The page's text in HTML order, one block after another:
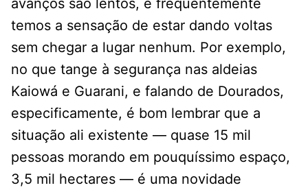
avanços são lentos, e frequentemente
temos a sensação de estar dando voltas
sem chegar a lugar nenhum. Por exemplo,
no que tange à segurança nas aldeias
Kaiowá e Guarani, e falando de Dourados,
especificamente, é bom lembrar que a
situação ali existente — quase 15 mil
pessoas morando em pouquíssimo espaço,
3,5 mil hectares — é uma novidade